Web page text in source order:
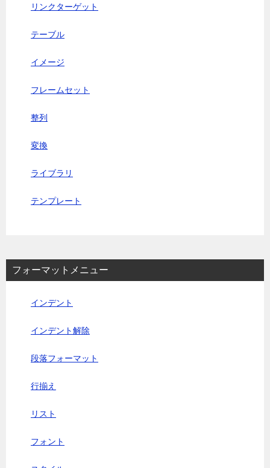
リンクターゲット
テーブル
イメージ
フレームセット
整列
変換
ライブラリ
テンプレート
フォーマットメニュー
インデント
インデント解除
段落フォーマット
行揃え
リスト
フォント